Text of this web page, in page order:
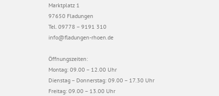
Marktplatz 1
97650 Fladungen
Tel. 09778 – 9191 310
info@fladungen-rhoen.de
Öffnungszeiten:
Montag: 09.00 – 12.00 Uhr
Dienstag – Donnerstag: 09.00 – 17.30 Uhr
Freitag: 09.00 – 13.00 Uhr